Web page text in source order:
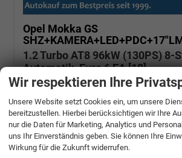
Opel Mokka GS
1.2 Turbo AT8 96kW (130PS) 8-
Automatik, Euro 6 EA [18]
unverbindliche Lieferzeit: SOFORT
Grafik Grau
Fahrzeugnr.: 505121
Benzin
Neuwagen mit Tageszulassung
Verbrauch kombiniert:
6,10 l/100km
CO2-Klasse:
E
-Emissionen:
Wir respektieren Ihre
Unsere Website setzt Cookies ein, um unsere
bereitzustellen. Hierbei berücksichtigen wir Ihre
nur die Daten für Marketing, Analytics und
uns Ihr Einverständnis geben. Sie können Ihre
Wirkung für die Zukunft widerrufen.